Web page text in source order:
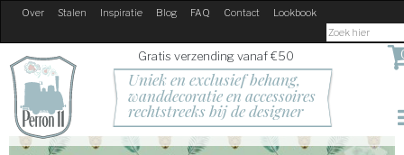
Over Stalen Inspiratie Blog FAQ Contact Lookbook
Gratis verzending vanaf €50
Uniek en exclusief behang,
wanddecoratie en accessoires
rechtstreeks bij de designer